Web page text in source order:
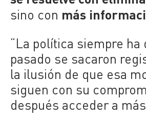
sino con más
“La política siempre
pasado se sacaron
la ilusión de que esa
siguen con su
después acceder a